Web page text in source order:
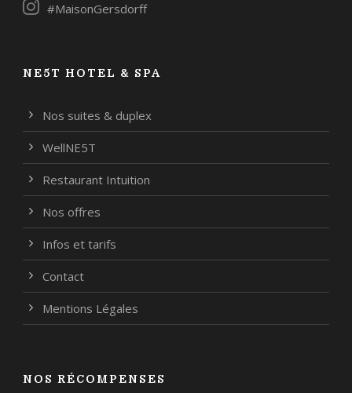
#MaisonGersdorff
NE5T HOTEL & SPA
Nos suites & duplex
WellNE5T
Restaurant Intuition
Nos offres
Infos et tarifs
Contact
Mentions Légales
NOS RÉCOMPENSES